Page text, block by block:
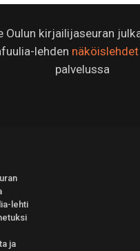
Oulun kirjailijaseuran
lehden näköislehdet
palvelussa
lehti
ja